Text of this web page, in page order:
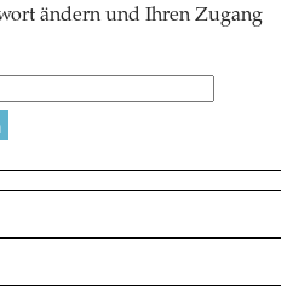
ändern und Ihren Zugang